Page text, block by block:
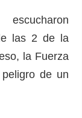
las 2 de la
la Fuerza
de un